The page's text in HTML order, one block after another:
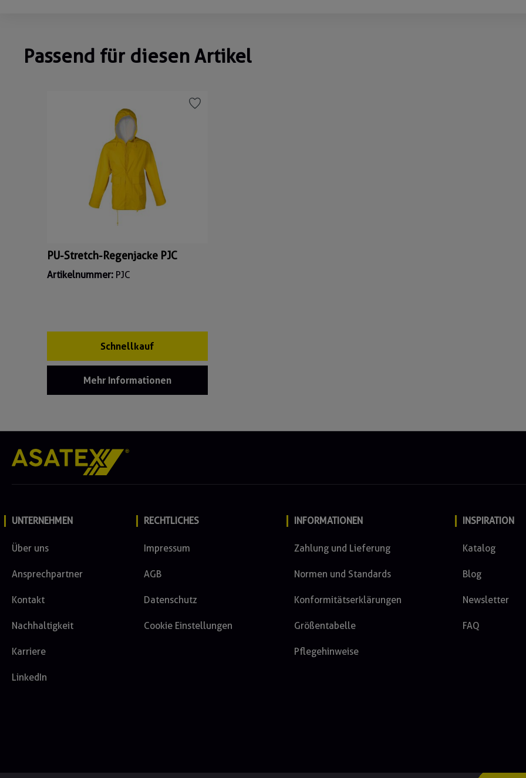
Passend für diesen Artikel
PU-Stretch-Regenjacke PJC
Artikelnummer: PJC
Schnellkauf
Mehr Informationen
UNTERNEHMEN
Über uns
Ansprechpartner
Kontakt
Nachhaltigkeit
Karriere
LinkedIn
RECHTLICHES
Impressum
AGB
Datenschutz
Cookie Einstellungen
INFORMATIONEN
Zahlung und Lieferung
Normen und Standards
Konformitätserklärungen
Größentabelle
Pflegehinweise
INSPIRATION
Katalog
Blog
Newsletter
FAQ